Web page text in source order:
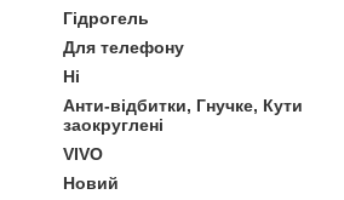
Гідрогель
Для телефону
Ні
Анти-відбитки, Гнучке, Кути
заокруглені
VIVO
Новий